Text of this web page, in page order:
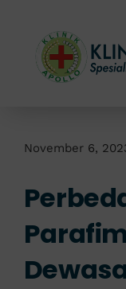
content
November 6,